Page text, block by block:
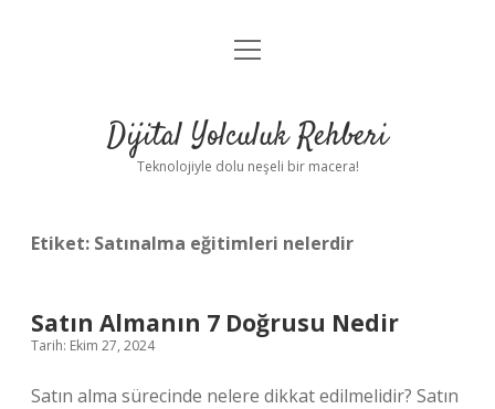
Anasayfa
Yasal Uyarı
menüyü
Dijital Yolculuk Rehberi
Teknolojiyle dolu neşeli bir macera!
Etiket: Satınalma eğitimleri nelerdir
Satın Almanın 7 Doğrusu Nedir
Tarih: Ekim 27, 2024
Satın alma sürecinde nelere dikkat edilmelidir? Satın